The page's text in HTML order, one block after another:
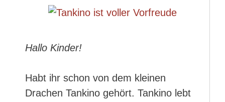
Hallo Kinder!
Habt ihr schon von dem kleinen
Drachen Tankino gehört. Tankino lebt